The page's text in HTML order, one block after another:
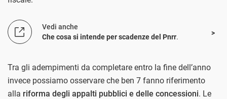
Vedi anche
Che cosa si intende per scadenze del Pnrr.
Tra gli adempimenti da completare entro la fine dell’anno
invece possiamo osservare che ben 7 fanno riferimento
alla riforma degli appalti pubblici e delle concessioni. Le